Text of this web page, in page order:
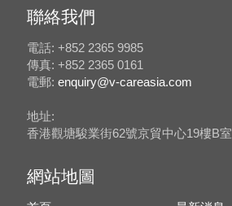
聯絡我們
電話: +852 2365 9985
傳真: +852 2365 0161
電郵: enquiry@v-careasia.com
地址:
香港觀塘駿業街62號京貿中心19樓B室
網站地圖